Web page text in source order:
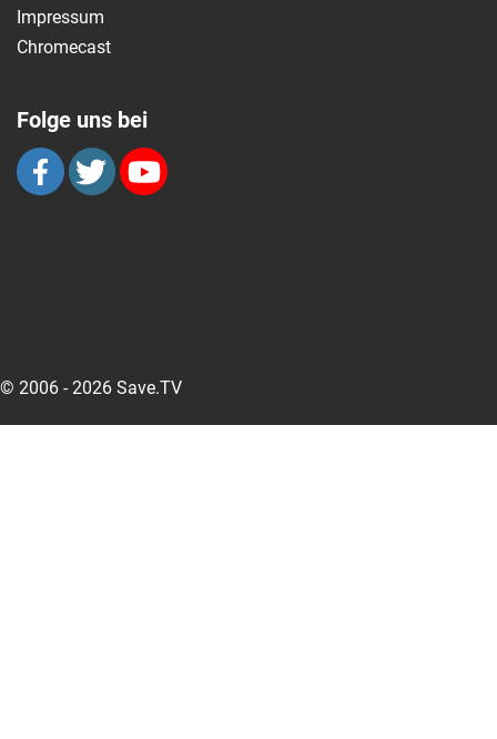
Impressum
Chromecast
Folge uns bei
© 2006 - 2026 Save.TV